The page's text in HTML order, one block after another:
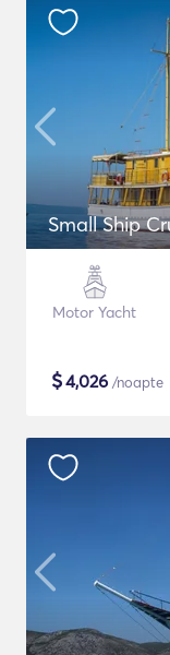
Small Ship
Motor Yacht
$4,026 /noapte